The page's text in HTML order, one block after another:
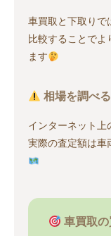
車買取と下取りで
比較することでよ
ます
相場を調べ
インターネット上
実際の査定額は車
車買取